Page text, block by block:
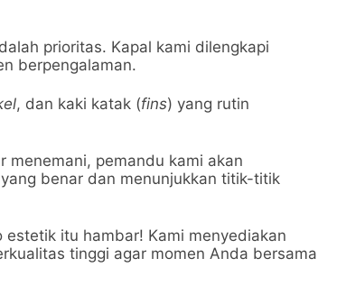
prioritas. Kapal kami dilengkapi
berpengalaman.
, dan kaki katak (fins) yang rutin
menemani, pemandu kami akan
yang benar dan menunjukkan titik-titik
estetik itu hambar! Kami menyediakan
tinggi agar momen Anda bersama